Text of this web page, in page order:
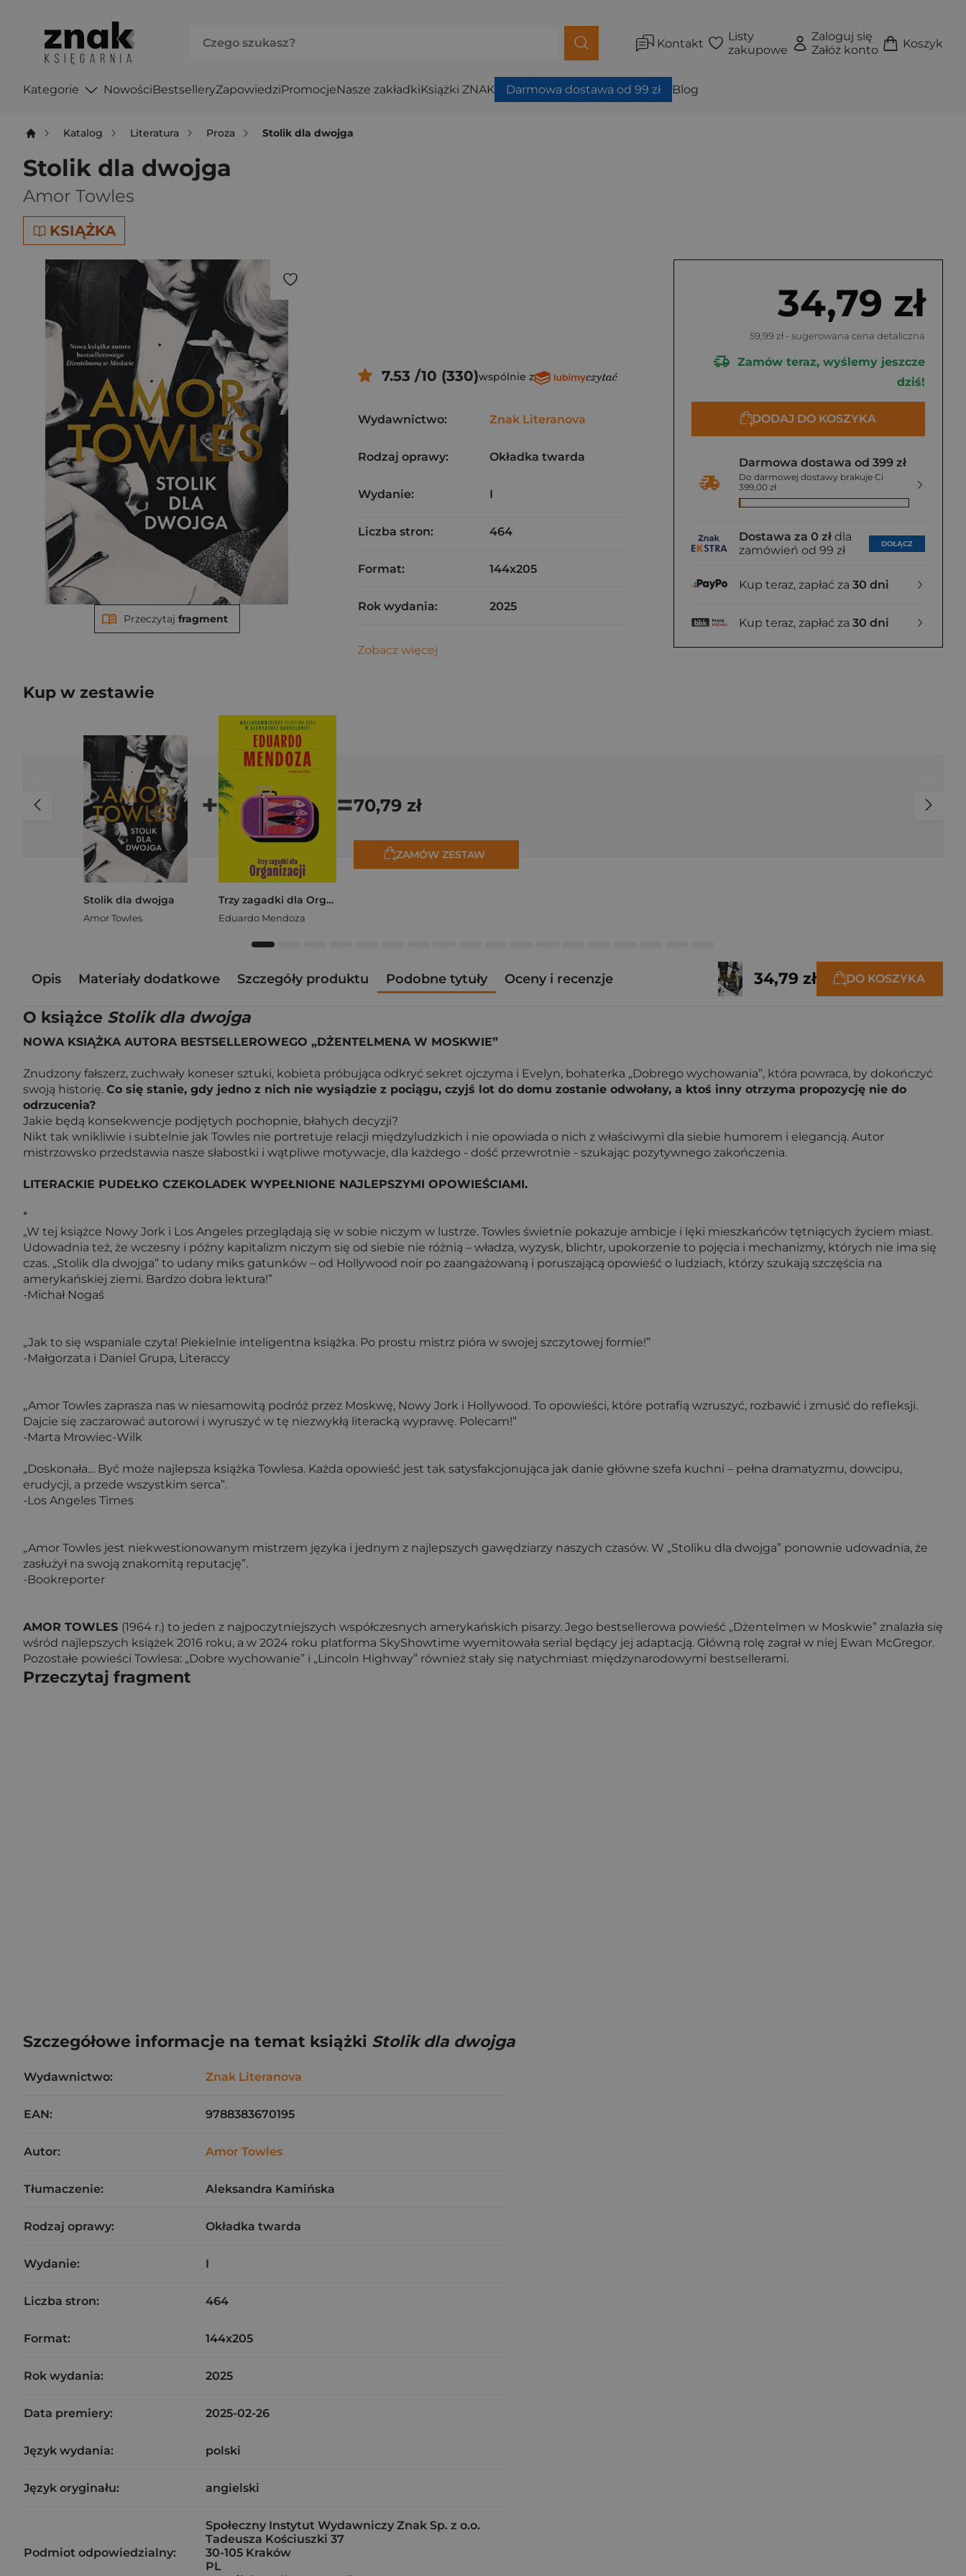
Kontakt
Listy
zakupowe
Zaloguj się
Załóż konto
Koszyk
Kategorie NowościBestselleryZapowiedziPromocjeNasze zakładkiKsiążki ZNAK Darmowa dostawa od 99 zł Blog
Katalog Literatura Proza Stolik dla dwojga
Stolik dla dwojga
Amor Towles
KSIĄŻKA
Przeczytaj fragment
34,79 zł
59,99 zł - sugerowana cena detaliczna
Zamów teraz, wyślemy jeszcze
dziś!
DODAJ DO KOSZYKA
Darmowa dostawa od 399 zł
Do darmowej dostawy brakuje Ci
399,00 zł
Dostawa za 0 zł dla
zamówień od 99 zł
DOŁĄCZ
Kup teraz, zapłać za 30 dni
Kup teraz, zapłać za 30 dni
7.53 /10 (330)wspólnie z
Wydawnictwo: Znak Literanova
Rodzaj oprawy: Okładka twarda
Wydanie: I
Liczba stron: 464
Format: 144x205
Rok wydania: 2025
Zobacz więcej
Kup w zestawie
Stolik dla dwojga
Amor Towles
+
Trzy zagadki dla Organizacji
Eduardo Mendoza
=70,79 zł
ZAMÓW ZESTAW
Opis Materiały dodatkowe Szczegóły produktu Podobne tytuły Oceny i recenzje 34,79 zł DO KOSZYKA
O książce Stolik dla dwojga
NOWA KSIĄŻKA AUTORA BESTSELLEROWEGO „DŻENTELMENA W MOSKWIE”
Znudzony fałszerz, zuchwały koneser sztuki, kobieta próbująca odkryć sekret ojczyma i Evelyn, bohaterka „Dobrego wychowania”, która powraca, by dokończyć
swoją historię. Co się stanie, gdy jedno z nich nie wysiądzie z pociągu, czyjś lot do domu zostanie odwołany, a ktoś inny otrzyma propozycję nie do
odrzucenia?
Jakie będą konsekwencje podjętych pochopnie, błahych decyzji?
Nikt tak wnikliwie i subtelnie jak Towles nie portretuje relacji międzyludzkich i nie opowiada o nich z właściwymi dla siebie humorem i elegancją. Autor
mistrzowsko przedstawia nasze słabostki i wątpliwe motywacje, dla każdego - dość przewrotnie - szukając pozytywnego zakończenia.
LITERACKIE PUDEŁKO CZEKOLADEK WYPEŁNIONE NAJLEPSZYMI OPOWIEŚCIAMI.
*
„W tej książce Nowy Jork i Los Angeles przeglądają się w sobie niczym w lustrze. Towles świetnie pokazuje ambicje i lęki mieszkańców tętniących życiem miast.
Udowadnia też, że wczesny i późny kapitalizm niczym się od siebie nie różnią – władza, wyzysk, blichtr, upokorzenie to pojęcia i mechanizmy, których nie ima się
czas. „Stolik dla dwojga” to udany miks gatunków – od Hollywood noir po zaangażowaną i poruszającą opowieść o ludziach, którzy szukają szczęścia na
amerykańskiej ziemi. Bardzo dobra lektura!”
-Michał Nogaś
„Jak to się wspaniale czyta! Piekielnie inteligentna książka. Po prostu mistrz pióra w swojej szczytowej formie!”
-Małgorzata i Daniel Grupa, Literaccy
„Amor Towles zaprasza nas w niesamowitą podróż przez Moskwę, Nowy Jork i Hollywood. To opowieści, które potrafią wzruszyć, rozbawić i zmusić do refleksji.
Dajcie się zaczarować autorowi i wyruszyć w tę niezwykłą literacką wyprawę. Polecam!”
-Marta Mrowiec-Wilk
„Doskonała… Być może najlepsza książka Towlesa. Każda opowieść jest tak satysfakcjonująca jak danie główne szefa kuchni – pełna dramatyzmu, dowcipu,
erudycji, a przede wszystkim serca”.
-Los Angeles Times
„Amor Towles jest niekwestionowanym mistrzem języka i jednym z najlepszych gawędziarzy naszych czasów. W „Stoliku dla dwojga” ponownie udowadnia, że
zasłużył na swoją znakomitą reputację”.
-Bookreporter
AMOR TOWLES (1964 r.) to jeden z najpoczytniejszych współczesnych amerykańskich pisarzy. Jego bestsellerowa powieść „Dżentelmen w Moskwie” znalazła się
wśród najlepszych książek 2016 roku, a w 2024 roku platforma SkyShowtime wyemitowała serial będący jej adaptacją. Główną rolę zagrał w niej Ewan McGregor.
Pozostałe powieści Towlesa: „Dobre wychowanie” i „Lincoln Highway” również stały się natychmiast międzynarodowymi bestsellerami.
Przeczytaj fragment
Szczegółowe informacje na temat książki Stolik dla dwojga
Wydawnictwo: Znak Literanova
EAN: 9788383670195
Autor: Amor Towles
Tłumaczenie: Aleksandra Kamińska
Rodzaj oprawy: Okładka twarda
Wydanie: I
Liczba stron: 464
Format: 144x205
Rok wydania: 2025
Data premiery: 2025-02-26
Język wydania: polski
Język oryginału: angielski
Podmiot odpowiedzialny:
Społeczny Instytut Wydawniczy Znak Sp. z o.o.
Tadeusza Kościuszki 37
30-105 Kraków
PL